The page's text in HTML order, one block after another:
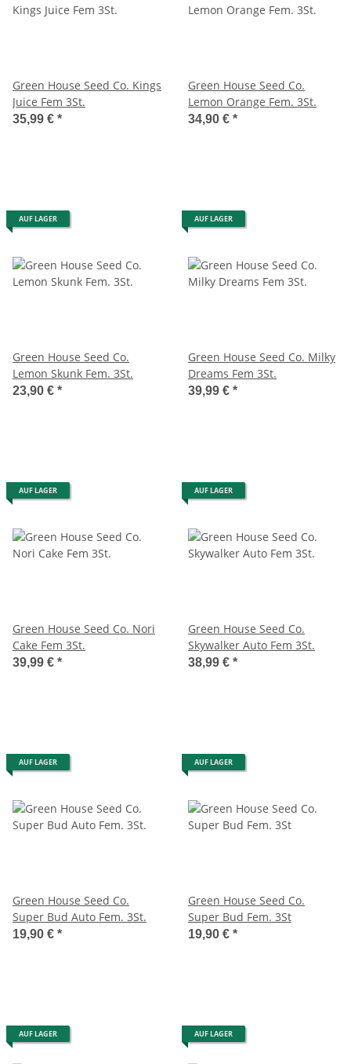
Green House Seed Co. Kings
Juice Fem 3St.
35,99 € *
Green House Seed Co.
Lemon Orange Fem. 3St.
34,90 € *
AUF LAGER
Green House Seed Co.
Lemon Skunk Fem. 3St.
23,90 € *
AUF LAGER
Green House Seed Co. Milky
Dreams Fem 3St.
39,99 € *
AUF LAGER
Green House Seed Co. Nori
Cake Fem 3St.
39,99 € *
AUF LAGER
Green House Seed Co.
Skywalker Auto Fem 3St.
38,99 € *
AUF LAGER
Green House Seed Co.
Super Bud Auto Fem. 3St.
19,90 € *
AUF LAGER
Green House Seed Co.
Super Bud Fem. 3St
19,90 € *
AUF LAGER AUF LAGER